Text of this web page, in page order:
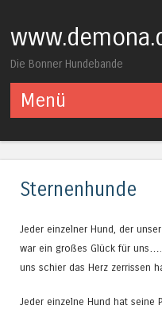
Die Bonner Hundebande
Menü
Sternenhunde
Jeder einzelner Hund, der
war ein großes Glück für
uns schier das Herz zerrissen
Jeder einzelne Hund hat seine